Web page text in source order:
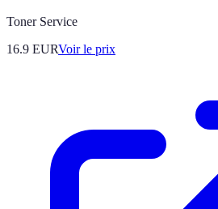
Toner Service
16.9 EURVoir le prix